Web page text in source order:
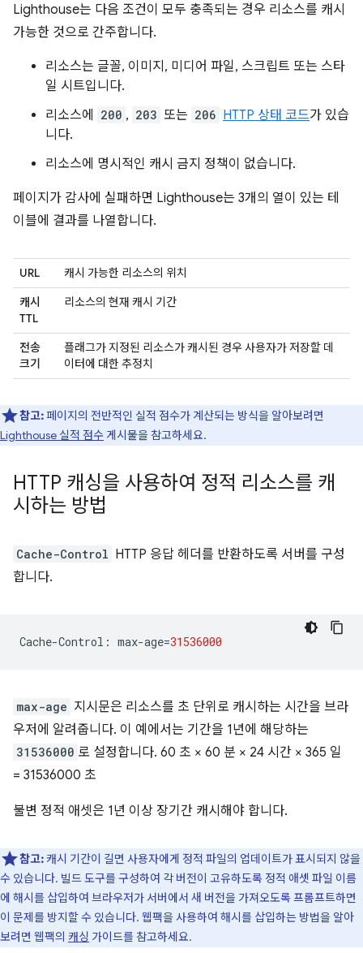
Lighthouse는 다음 조건이 모두 충족되는 경우 리소스를 캐시
가능한 것으로 간주합니다.
리소스는 글꼴, 이미지, 미디어 파일, 스크립트 또는 스타
일 시트입니다.
리소스에
200 , 203 또는 206 HTTP 상태 코드가 있습
니다.
리소스에 명시적인 캐시 금지 정책이 없습니다.
페이지가 감사에 실패하면 Lighthouse는 3개의 열이 있는 테
이블에 결과를 나열합니다.
URL
캐시 가능한 리소스의 위치
캐시
TTL
리소스의 현재 캐시 기간
전송
크기
플래그가 지정된 리소스가 캐시된 경우 사용자가 저장할 데
이터에 대한 추정치
참고:페이지의 전반적인 실적 점수가 계산되는 방식을 알아보려면
Lighthouse 실적 점수 게시물을 참고하세요.
HTTP 캐싱을 사용하여 정적 리소스를 캐
시하는 방법
Cache-Control HTTP 응답 헤더를 반환하도록 서버를 구성
합니다.
Cache-Control : max-age=31536000
max-age 지시문은 리소스를 초 단위로 캐시하는 시간을 브라
우저에 알려줍니다. 이 예에서는 기간을 1년에 해당하는
31536000 로 설정합니다. 60 초 × 60 분 × 24 시간 × 365 일
= 31536000 초
불변 정적 애셋은 1년 이상 장기간 캐시해야 합니다.
참고:캐시 기간이 길면 사용자에게 정적 파일의 업데이트가 표시되지 않을
수 있습니다. 빌드 도구를 구성하여 각 버전이 고유하도록 정적 애셋 파일 이름
에 해시를 삽입하여 브라우저가 서버에서 새 버전을 가져오도록 프롬프트하면
이 문제를 방지할 수 있습니다. 웹팩을 사용하여 해시를 삽입하는 방법을 알아
보려면 웹팩의 캐싱 가이드를 참고하세요.